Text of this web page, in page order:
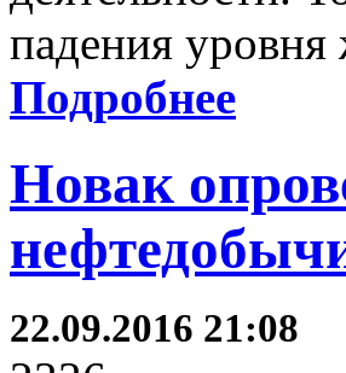
падения уровня
Подробнее
Новак
22.09.2016 21:08